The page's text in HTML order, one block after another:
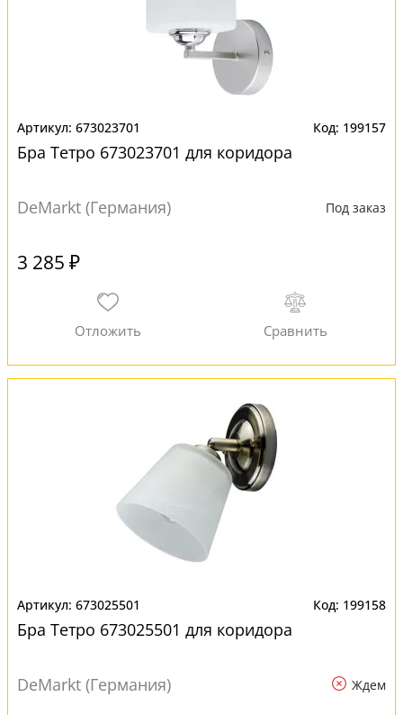
673023701 199157
Бра Тетро 673023701 для коридора
DeMarkt (Германия) Под заказ
3 285 ₽
673025501 199158
Бра Тетро 673025501 для коридора
DeMarkt (Германия) Ждем